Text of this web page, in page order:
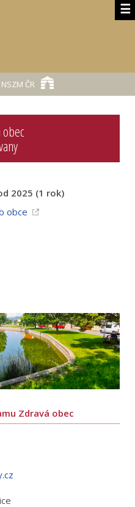
☰
NSZM ČR
obec
2025 (1 rok)
obce
Zdravá obec